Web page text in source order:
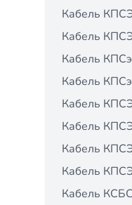
Кабель
Кабель
Кабель
Кабель
Кабель
Кабель
Кабель
Кабель
Кабель